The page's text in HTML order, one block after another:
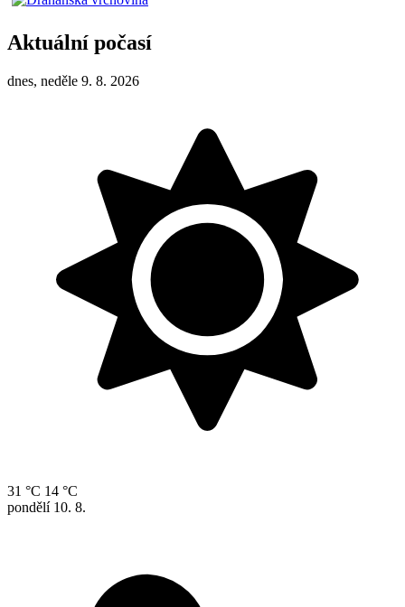
Aktuální počasí
dnes, neděle 9. 8. 2026
31 °C 14 °C
pondělí 10. 8.